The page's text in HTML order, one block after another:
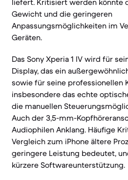
liefert. Kritisiert werden könnte
Gewicht und die geringeren
Anpassungsmöglichkeiten im
Geräten.
Das Sony Xperia 1 IV wird für
Display, das ein
sowie für seine professionellen
insbesondere das echte
die manuellen
Auch der 3,5-mm-
Audiophilen Anklang. Häufige
Vergleich zum iPhone ältere
geringere Leistung bedeutet,
kürzere Softwareunterstützung.